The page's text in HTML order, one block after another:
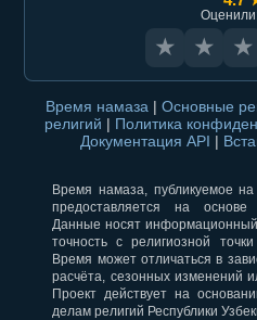
★ ★ ★
Время намаза | Основные
религий | Политика
Документация API |
Время намаза, публикуемое на
предоставляется на основе
Данные носят
точность с религиозной
Время может отличаться в
расчёта, сезонных изменений
Проект действует на
делам религий Республики